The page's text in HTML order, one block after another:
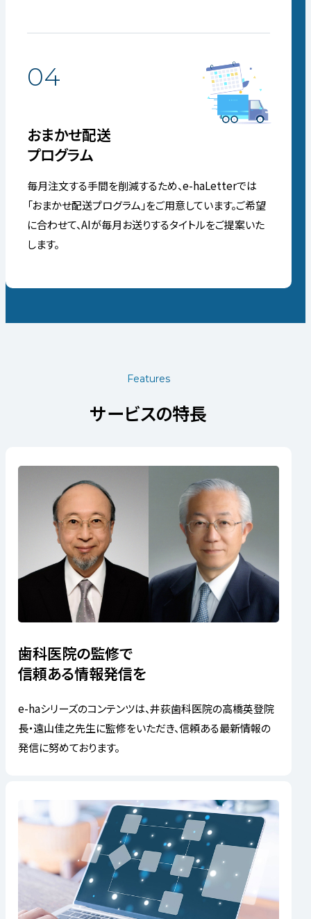
04
おまかせ配送
プログラム
毎月注文する手間を削減するため、e-haLetterでは
「おまかせ配送プログラム」をご用意しています。ご希望
に合わせて、AIが毎月お送りするタイトルをご提案いた
します。
Features
サービスの特長
歯科医院の監修で
信頼ある情報発信を
e-haシリーズのコンテンツは、井荻歯科医院の高橋英登院
長・遠山佳之先生に監修をいただき、信頼ある最新情報の
発信に努めております。